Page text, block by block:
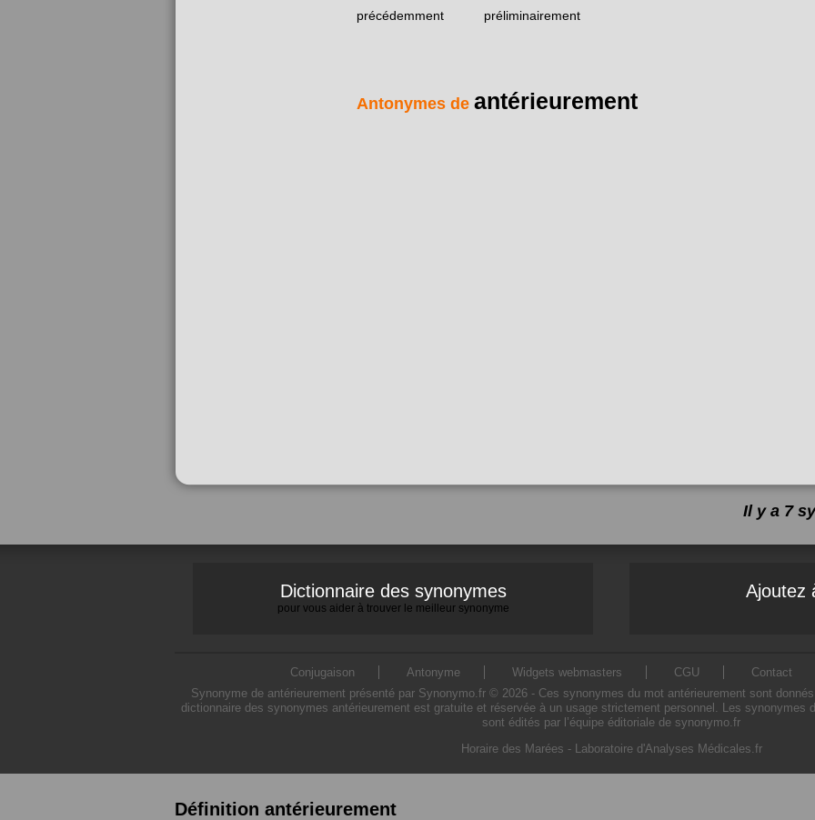
précédemment
préliminairement
Antonymes de antérieurement
Il y a 7
Dictionnaire des synonymes
pour vous aider à trouver le meilleur synonyme
Ajoutez
Conjugaison Antonyme Widgets webmasters CGU
Contact
Synonyme de antérieurement présenté par Synonymo.fr © 2026 - Ces synonymes du mot antérieurement sont
dictionnaire des synonymes antérieurement est gratuite et réservée à un usage strictement personnel. Les synonymes
sont édités par l’équipe éditoriale de synonymo.fr
Horaire des Marées - Laboratoire d'Analyses Médicales.fr
Définition antérieurement